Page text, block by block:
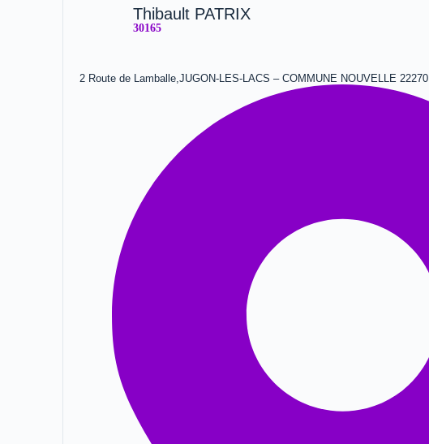
Thibault PATRIX
30165
2 Route de Lamballe,JUGON-LES-LACS – COMMUNE NOUVELLE 22270